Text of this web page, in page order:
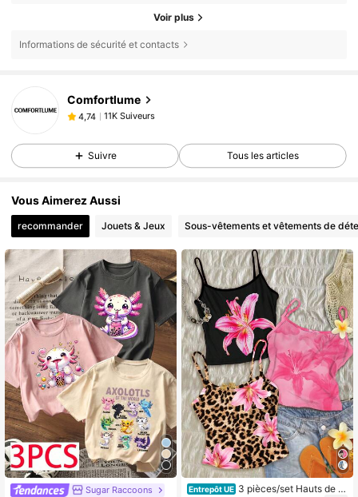
Voir plus
Informations de sécurité et contacts
Comfortlume
c***3est en train de naviguer
4,74 11K Suiveurs
4,74
4,74 11K Suiveurs
4,74 11K Suiveurs
4,74 11K Suiveurs
4,74 11K Suiveurs
Suivre Tous les articles
Vous Aimerez Aussi
recommander Jouets & Jeux Sous-vêtements et vêtements de
Sugar Raccoons Entrepôt UE 3 pièces/set Hauts de c